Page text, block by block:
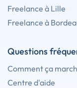
Freelance à Lille
Freelance à
Questions
Comment ça
Centre d'aide